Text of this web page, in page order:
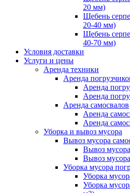
20 мм)
Щебень
20-40 мм)
Щебень
40-70 мм)
Условия доставки
Услуги и цены
Аренда техники
Аренда
Аренда
Аренда
Аренда самосвалов
Аренда
Аренда
Уборка и вывоз мусора
Вывоз мусора
Вывоз
Вывоз
Уборка мусора
Уборка
Уборка